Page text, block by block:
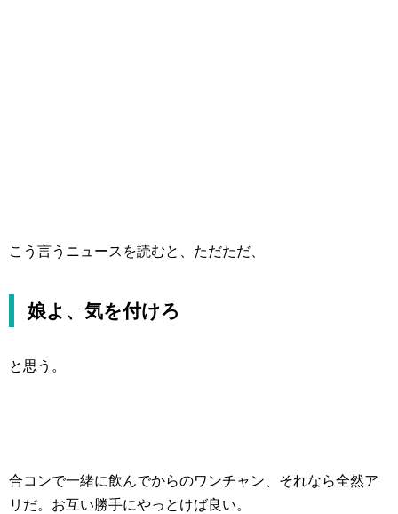
こう言うニュースを読むと、ただただ、
娘よ、気を付けろ
と思う。
合コンで一緒に飲んでからのワンチャン、それなら全然ア
リだ。お互い勝手にやっとけば良い。